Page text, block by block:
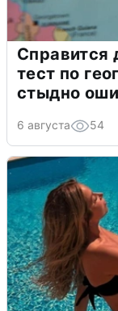
Справится
тест по
стыдно
6 августа 54